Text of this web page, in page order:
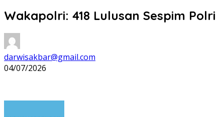
Wakapolri: 418 Lulusan Sespim
darwisakbar@gmail.com
04/07/2026